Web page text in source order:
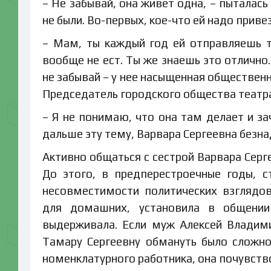
– Не забывай, она живет одна, –
не были. Во-первых, кое-что ей надо
– Мам, ты каждый год ей отправляешь
вообще не ест. Ты же знаешь это
не забывай – у нее насыщенная
Председатель городского общества
– Я не понимаю, что она там делает и
дальше эту тему, Варвара Сергеевна
Активно общаться с сестрой Варвара
До этого, в предперестроечные годы,
несовместимости политических
для домашних, установила в
выдерживала. Если муж Алексей
Тамару Сергеевну обмануть было
номенклатурного работника, она